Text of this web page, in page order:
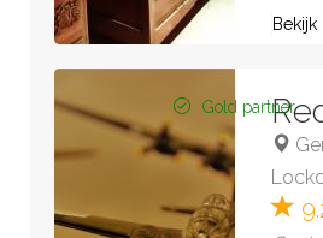
Gold partner